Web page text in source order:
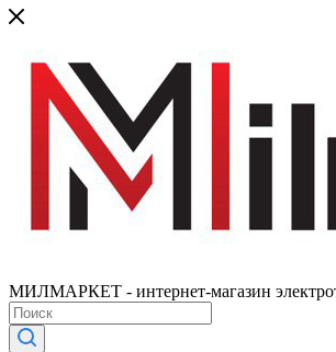
МИЛМАРКЕТ - интернет-магазин